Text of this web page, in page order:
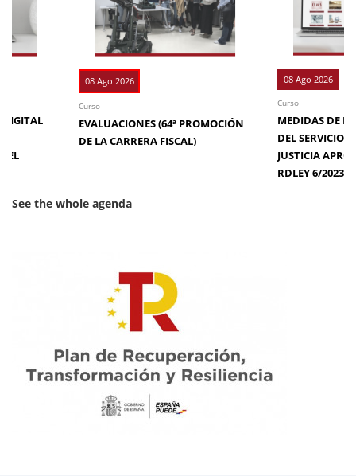
DIGITAL
EL
08 Ago 2026
Curso
EVALUACIONES (64ª PROMOCIÓN
DE LA CARRERA FISCAL)
08 Ago 2026
Curso
MEDIDAS DE
DEL SERVICIO
JUSTICIA
RDLEY 6/2023
See the whole agenda